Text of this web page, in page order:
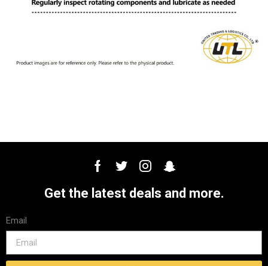
Get the latest deals and more.
Email